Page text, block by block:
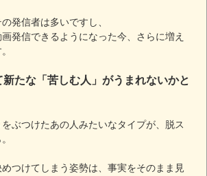
発信者は多いですし、
発信できるようになった今、さらに増え
たな「苦しむ人」がうまれないかと
ぶつけたあの人みたいなタイプが、脱ス
つけてしまう姿勢は、事実をそのまま見